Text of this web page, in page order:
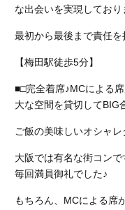
な出会いを実現しており
最初から最後まで責任
【梅田駅徒歩5分】
■□完全着席♪MCによる
大な空間を貸切してBIG
ご飯の美味しいオシャ
大阪では有名な街コンで
毎回満員御礼でした♪
もちろん、MCによる席